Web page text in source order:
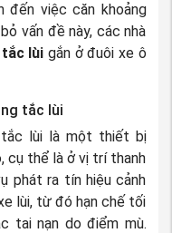
đến việc căn khoảng
vấn đề này, các nhà
lùi gắn ở đuôi xe ô
tắc lùi
tắc lùi là một thiết bị
cụ thể là ở vị trí thanh
phát ra tín hiệu cảnh
lùi, từ đó hạn chế tối
tai nạn do điểm mù.